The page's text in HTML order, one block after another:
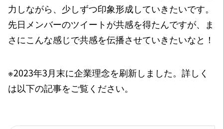
力しながら、少しずつ印象形成していきたいです。
先日メンバーのツイートが共感を得たんですが、ま
さにこんな感じで共感を伝播させていきたいなと！
※2023年3月末に企業理念を刷新しました。詳しく
は以下の記事をご覧ください。